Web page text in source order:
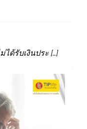
ได้รับเงินประ […]